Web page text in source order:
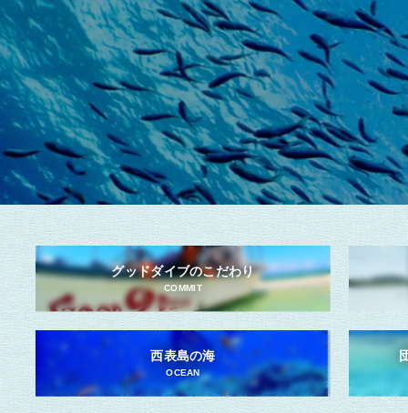
グッドダイブのこだわり
COMMIT
西表島の海
OCEAN